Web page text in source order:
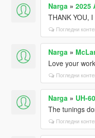
Narga » 2025
THANK YOU,
Погледни
Narga »
Love your
Погледни
Narga » UH-
The tunings
Погледни